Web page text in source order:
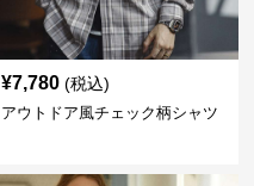
¥7,780 (税込)
アウトドア風チェック柄シャツ